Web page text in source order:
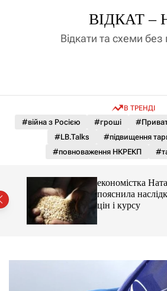
д
у
ВІДКАТ –
Відкати та схеми без
В ТРЕНДІ
#війна з Росією #гроші
#LB.Talks
#підвищення
#повноваження НКРЕКП
економістка
пояснила
цін і курсу